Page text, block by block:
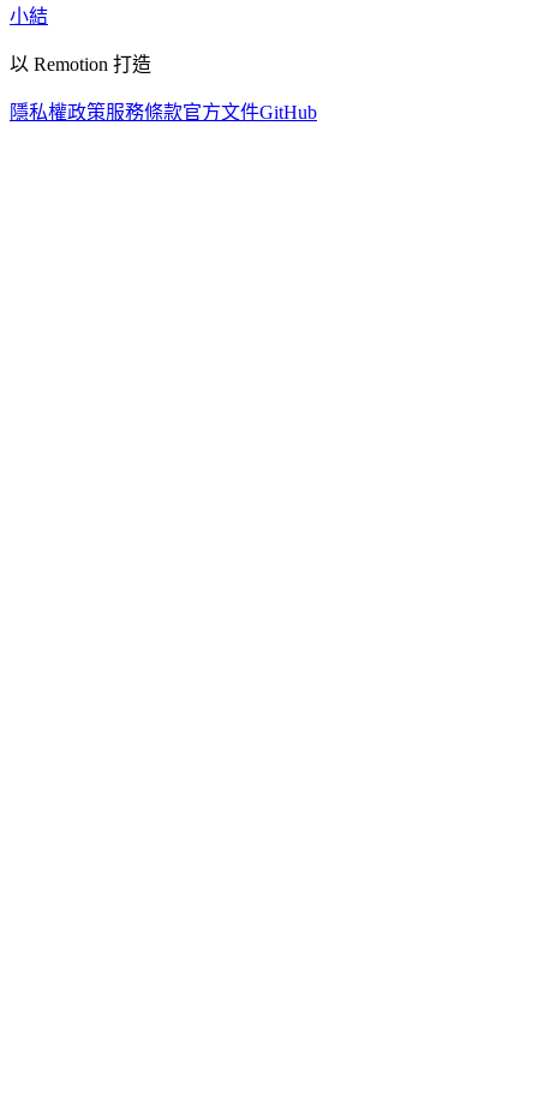
小結
以 Remotion 打造
隱私權政策服務條款官方文件GitHub